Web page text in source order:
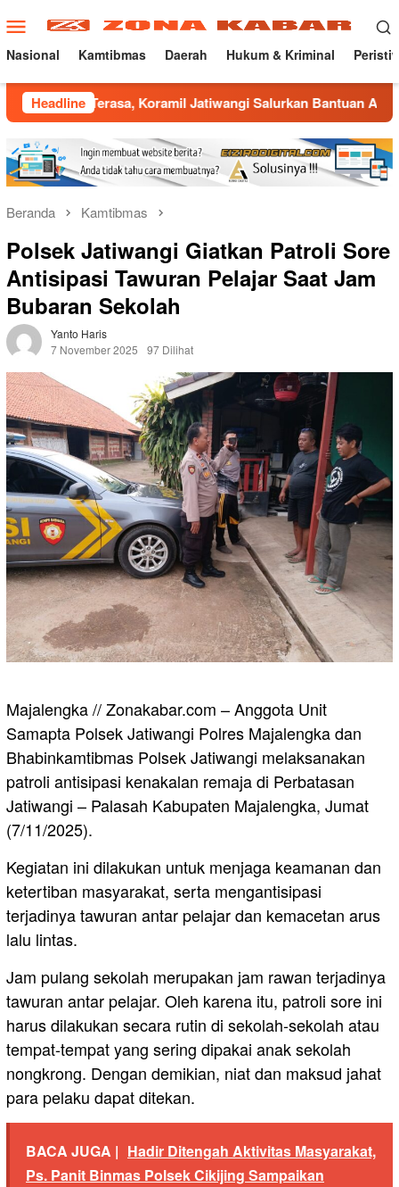
ke
konten
Menu
Mobile
Nasional Kamtibmas Daerah Hukum & Kriminal
HeadlineKoramil Jatiwangi Salurkan Bantuan Air Bersih untuk
Beranda Kamtibmas
Polsek Jatiwangi Giatkan Patroli Sore
Antisipasi Tawuran Pelajar Saat Jam
Bubaran Sekolah
Yanto Haris
7 November 2025
97 Dilihat
Majalengka // Zonakabar.com – Anggota Unit
Samapta Polsek Jatiwangi Polres Majalengka dan
Bhabinkamtibmas Polsek Jatiwangi melaksanakan
patroli antisipasi kenakalan remaja di Perbatasan
Jatiwangi – Palasah Kabupaten Majalengka, Jumat
(7/11/2025).
Kegiatan ini dilakukan untuk menjaga keamanan dan
ketertiban masyarakat, serta mengantisipasi
terjadinya tawuran antar pelajar dan kemacetan arus
lalu lintas.
Jam pulang sekolah merupakan jam rawan terjadinya
tawuran antar pelajar. Oleh karena itu, patroli sore ini
harus dilakukan secara rutin di sekolah-sekolah atau
tempat-tempat yang sering dipakai anak sekolah
nongkrong. Dengan demikian, niat dan maksud jahat
para pelaku dapat ditekan.
BACA JUGA | Hadir Ditengah Aktivitas Masyarakat,
Ps. Panit Binmas Polsek Cikijing Sampaikan